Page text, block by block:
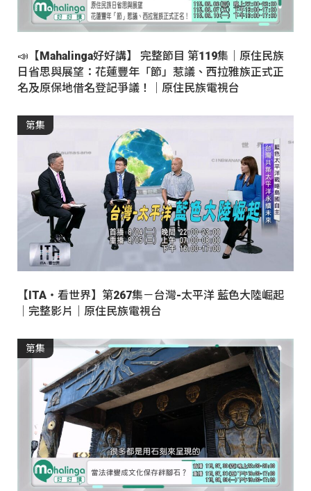
📣【Mahalinga好好講】 完整節目 第119集｜原住民族
日省思與展望：花蓮豐年「節」惹議、西拉雅族正式正
名及原保地借名登記爭議！｜原住民族電視台
第集
【ITA・看世界】第267集－台灣-太平洋 藍色大陸崛起
｜完整影片｜原住民族電視台
第集